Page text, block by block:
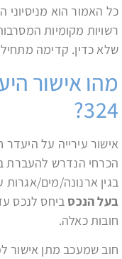
כל האמור הוא מניסיוני
שלא כדין. קדימה
מהו אישור
324?
הכרחי הנדרש להעברת
בגין ארנונה/מים/אגרות
בעל הנכסביחס לנכס
חובות כאלה.
חוב שמעכב מתן אישור לפי